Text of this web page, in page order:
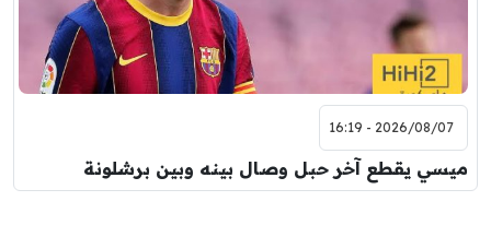
2026/08/07 - 16:19
ميسي يقطع آخر حبل وصال بينه وبين برشلونة